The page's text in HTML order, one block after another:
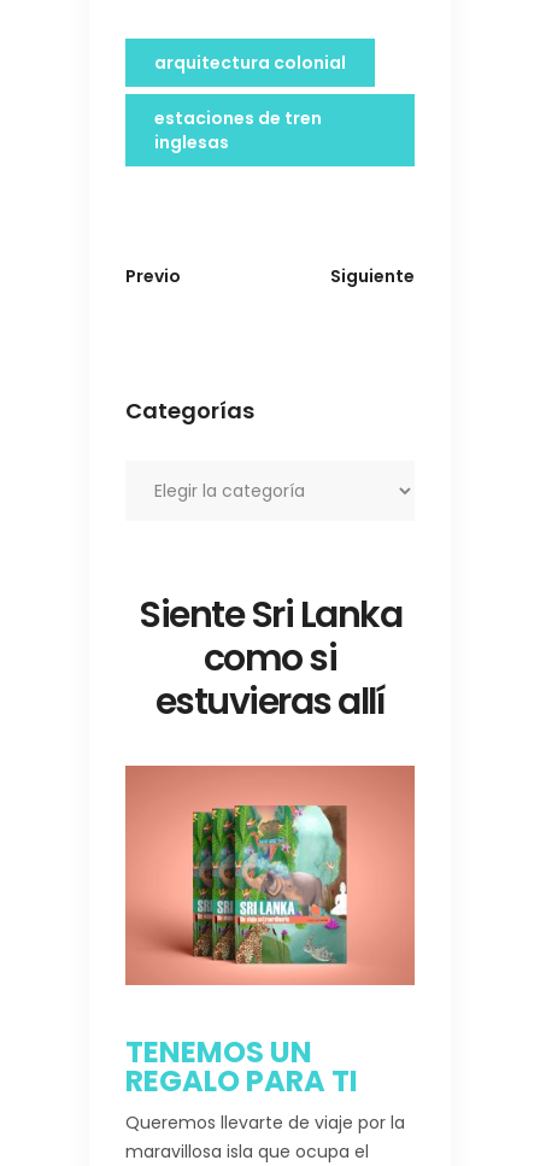
arquitectura colonial
estaciones de tren
inglesas
Previo Siguiente
Categorías
Siente Sri Lanka
como si
estuvieras allí
TENEMOS UN
REGALO PARA TI
Queremos llevarte de viaje por la
maravillosa isla que ocupa el